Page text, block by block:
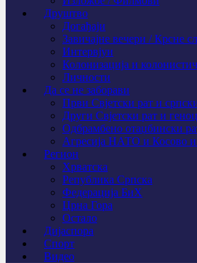
Друштво
Догађаји
Завичајне вечери / Крсне
Интервјуи
Колонизација и
Личности
Да се не заборави
Први Свјeтски рат и
Други Свјетски рат и
Одбрамбено отаџбински
Агресија НАТО и Косово и
Регион
Хрватска
Република Српска
Федерација БиХ
Црна Гора
Остало
Дијаспора
Спорт
Видео